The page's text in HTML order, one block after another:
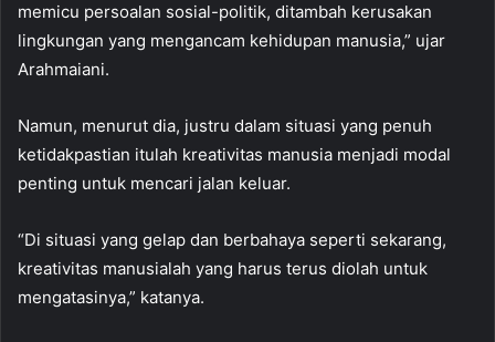
memicu persoalan sosial-politik, ditambah kerusakan
lingkungan yang mengancam kehidupan manusia,” ujar
Arahmaiani.
Namun, menurut dia, justru dalam situasi yang penuh
ketidakpastian itulah kreativitas manusia menjadi modal
penting untuk mencari jalan keluar.
“Di situasi yang gelap dan berbahaya seperti sekarang,
kreativitas manusialah yang harus terus diolah untuk
mengatasinya,” katanya.